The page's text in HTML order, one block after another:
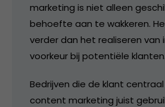
marketing is niet alleen
behoefte aan te wakkeren.
verder dan het realiseren van
voorkeur bij potentiële klanten.
Bedrijven die de klant
content marketing juist